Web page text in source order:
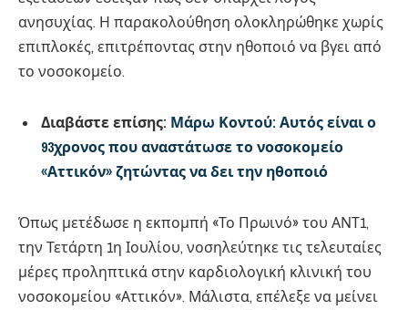
ανησυχίας. Η παρακολούθηση ολοκληρώθηκε χωρίς
επιπλοκές, επιτρέποντας στην ηθοποιό να βγει από
το νοσοκομείο.
Διαβάστε επίσης: Μάρω Κοντού: Αυτός είναι ο
93χρονος που αναστάτωσε το νοσοκομείο
«Αττικόν» ζητώντας να δει την ηθοποιό
Όπως μετέδωσε η εκπομπή «Το Πρωινό» του ΑΝΤ1,
την Τετάρτη 1η Ιουλίου, νοσηλεύτηκε τις τελευταίες
μέρες προληπτικά στην καρδιολογική κλινική του
νοσοκομείου «Αττικόν». Μάλιστα, επέλεξε να μείνει